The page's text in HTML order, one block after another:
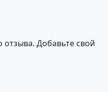
Добавьте свой